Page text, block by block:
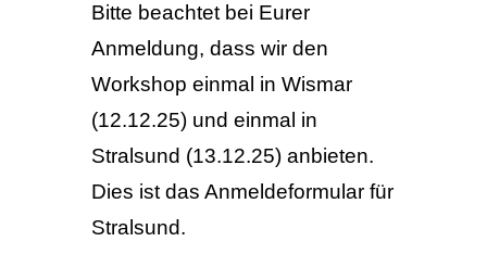
Bitte beachtet bei Eurer
Anmeldung, dass wir den
Workshop einmal in Wismar
(12.12.25) und einmal in
Stralsund (13.12.25) anbieten.
Dies ist das Anmeldeformular für
Stralsund.